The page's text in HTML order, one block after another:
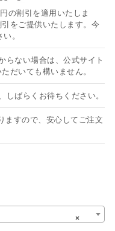
の割引を適用いたしま
をご提供いたします。今
。
らない場合は、公式サイト
だいても構いません。
しばらくお待ちください。
ますので、安心してご注文
×